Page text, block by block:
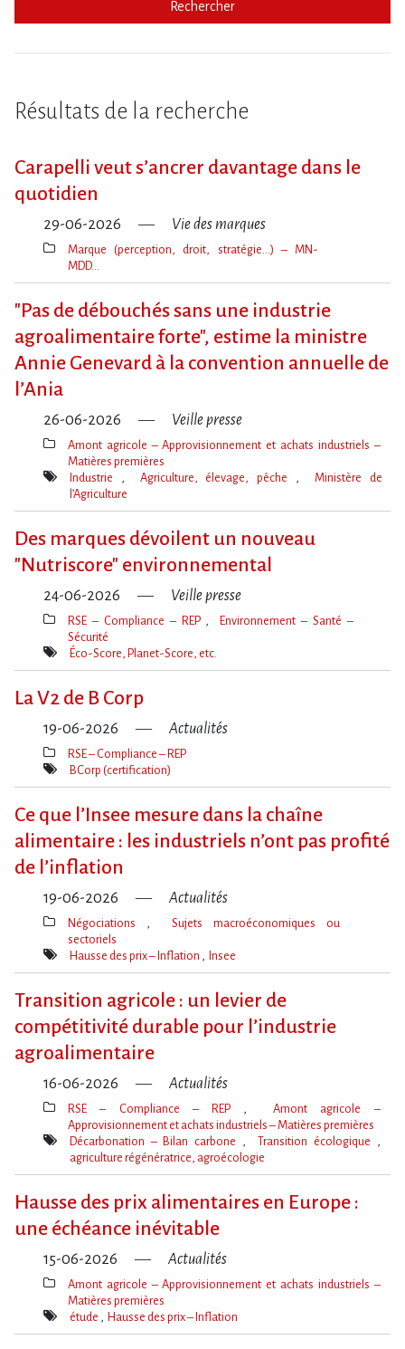
Rechercher
Résultats de la recherche
Carapelli veut s’ancrer davantage dans le
quotidien
29-06-2026 Vie des marques
Thèmes(s)
Marque (perception, droit, stratégie…) – MN-
MDD…
"Pas de débouchés sans une industrie
agroalimentaire forte", estime la ministre
Annie Genevard à la convention annuelle de
l​‌’Ania
26-06-2026 Veille presse
Thèmes(s)
Amont agricole – Approvisionnement et achats industriels –
Matières premières
Mot(s)-
Industrie Agriculture, élevage, pêche
Ministère de
l’Agriculture
Des marques dévoilent un nouveau
"Nutriscore" environnemental
24-06-2026 Veille presse
Thèmes(s)
RSE – Compliance – REP
Environnement – Santé –
Sécurité
Mot(s)-
Éco-Score, Planet-Score, etc.
La V2 de B Corp
19-06-2026 Actualités
Thèmes(s)
RSE – Compliance – REP
Mot(s)-
BCorp (certification)
Ce que l​‌’Insee mesure dans la chaîne
alimentaire : les industriels n​‌’ont pas profité
de l​‌’inflation
19-06-2026 Actualités
Thèmes(s)
Négociations
Sujets macroéconomiques ou
sectoriels
Mot(s)-
Hausse des prix – Inflation Insee
Transition agricole : un levier de
compétitivité durable pour l’industrie
agroalimentaire
16-06-2026 Actualités
Thèmes(s)
RSE – Compliance – REP
Amont agricole –
Approvisionnement et achats industriels – Matières premières
Mot(s)-
Décarbonation – Bilan carbone
Transition écologique
agriculture régénératrice, agroécologie
Hausse des prix alimentaires en Europe :
une échéance inévitable
15-06-2026 Actualités
Thèmes(s)
Amont agricole – Approvisionnement et achats industriels –
Matières premières
Mot(s)-
étude Hausse des prix – Inflation